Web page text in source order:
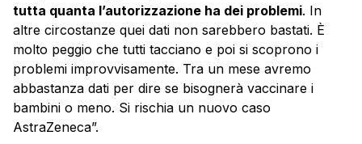
tutta quanta l’autorizzazione ha dei problemi. In
altre circostanze quei dati non sarebbero bastati. È
molto peggio che tutti tacciano e poi si scoprono i
problemi improvvisamente. Tra un mese avremo
abbastanza dati per dire se bisognerà vaccinare i
bambini o meno. Si rischia un nuovo caso
AstraZeneca”.